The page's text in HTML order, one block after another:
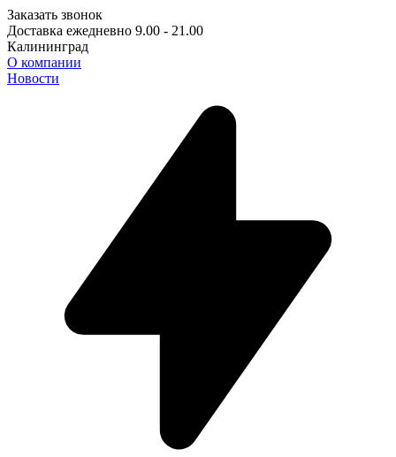
Заказать звонок
Доставка ежедневно 9.00 - 21.00
Калининград
О компании
Новости